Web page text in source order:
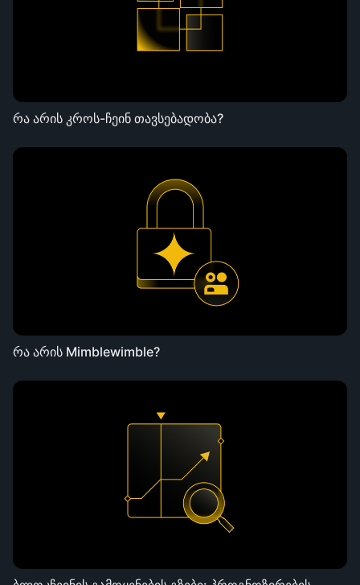
რა არის კროს-ჩეინ თავსებადობა?
რა არის Mimblewimble?